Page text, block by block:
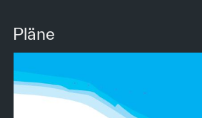
Pläne